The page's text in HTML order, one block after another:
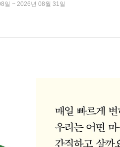
일 ~ 2026년 08월 31일